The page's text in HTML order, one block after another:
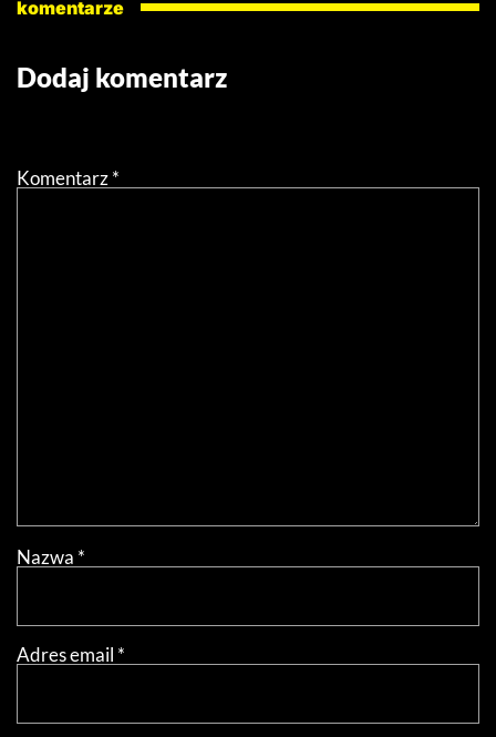
komentarze
Dodaj komentarz
Komentarz*
Nazwa *
Adres email *